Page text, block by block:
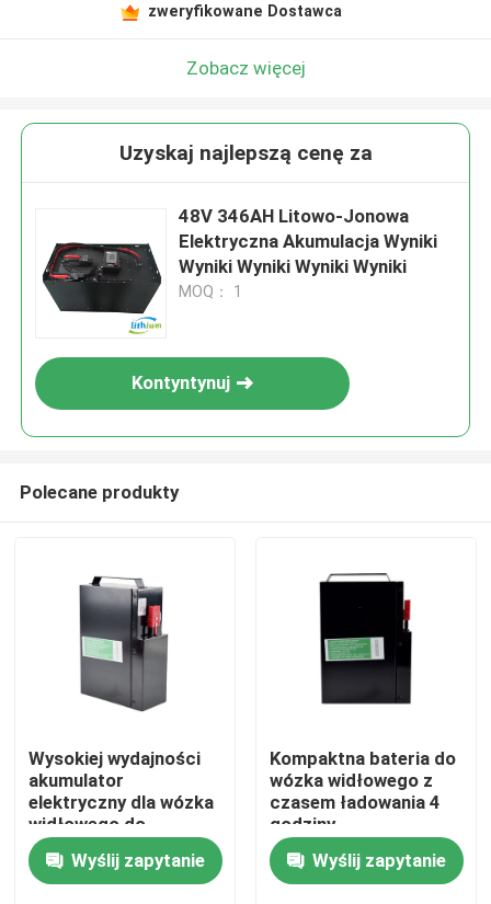
Dom
Produkty
zweryfikowane Dostawca
Zobacz więcej
Uzyskaj najlepszą cenę za
48V 346AH Litowo-Jonowa
Elektryczna Akumulacja Wyniki
Wyniki Wyniki Wyniki Wyniki
MOQ： 1
Kontyntynuj
Polecane produkty
Wysokiej wydajności
akumulator
elektryczny dla wózka
widłowego do
temperatury od -20 do
50 °CWyślij zapytanie
Kompaktna bateria do
wózka widłowego z
czasem ładowania 4
godziny
185*84.5*250mm
Wyślij zapytanie